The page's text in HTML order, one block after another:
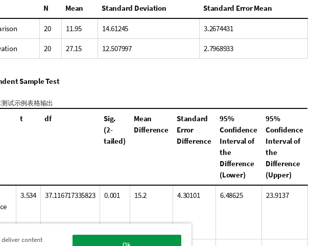
N Mean Standard Deviation Standard Error Mean
20 11.95 14.61245 3.2674431
20 27.15 12.507997 2.7968933
Sample Test
试示例表格输出
t df
Sig.
(2-
tailed)
Mean
Difference
Standard
Error
Difference
95%
Confidence
Interval of
the
Difference
(Lower)
95%
Confidence
Interval of
the
Difference
(Upper)
3.534 37.116717335823 0.001 15.2 4.30101 6.48625 23.9137
deliver content